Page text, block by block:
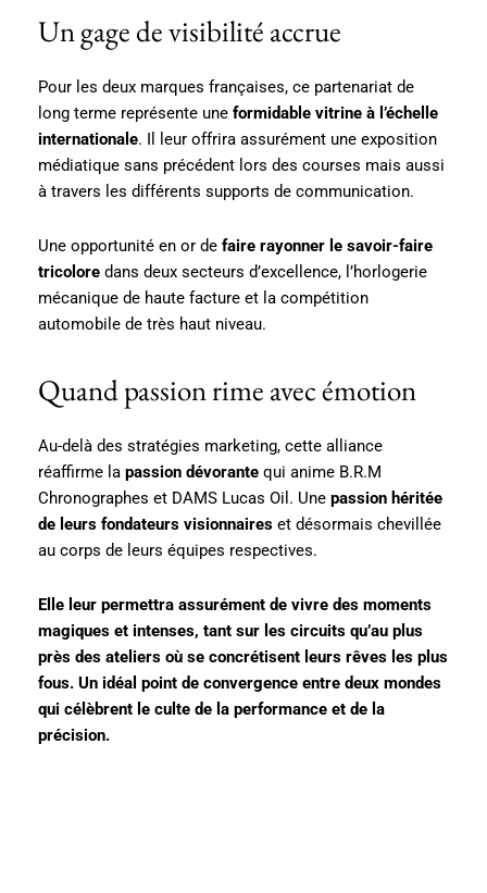
Un gage de visibilité accrue
Pour les deux marques françaises, ce partenariat de
long terme représente une formidable vitrine à l’échelle
internationale. Il leur offrira assurément une exposition
médiatique sans précédent lors des courses mais aussi
à travers les différents supports de communication.
Une opportunité en or de faire rayonner le savoir-faire
tricolore dans deux secteurs d’excellence, l’horlogerie
mécanique de haute facture et la compétition
automobile de très haut niveau.
Quand passion rime avec émotion
Au-delà des stratégies marketing, cette alliance
réaffirme la passion dévorante qui anime B.R.M
Chronographes et DAMS Lucas Oil. Une passion héritée
de leurs fondateurs visionnaires et désormais chevillée
au corps de leurs équipes respectives.
Elle leur permettra assurément de vivre des moments
magiques et intenses, tant sur les circuits qu’au plus
près des ateliers où se concrétisent leurs rêves les plus
fous. Un idéal point de convergence entre deux mondes
qui célèbrent le culte de la performance et de la
précision.